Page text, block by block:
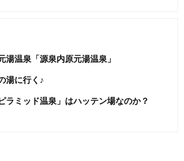
温泉「源泉内原元湯温泉」
湯に行く♪
ラミッド温泉」はハッテン場なのか？